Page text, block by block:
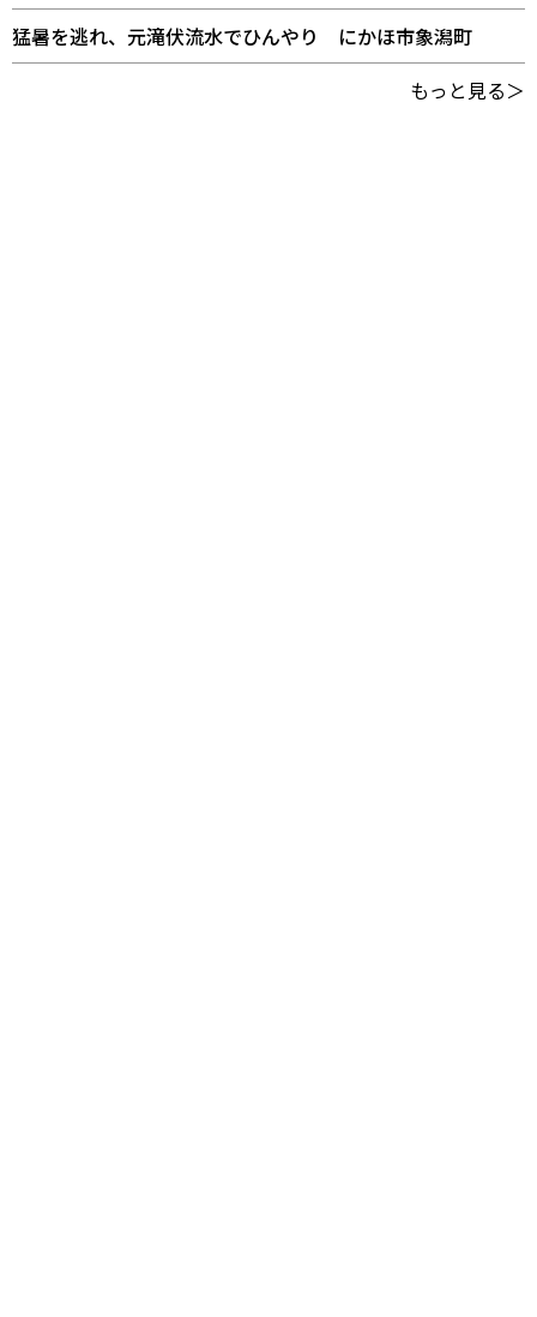
猛暑を逃れ、元滝伏流水でひんやり にかほ市象潟町
もっと見る＞